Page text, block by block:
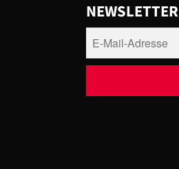
NEWSLETTER